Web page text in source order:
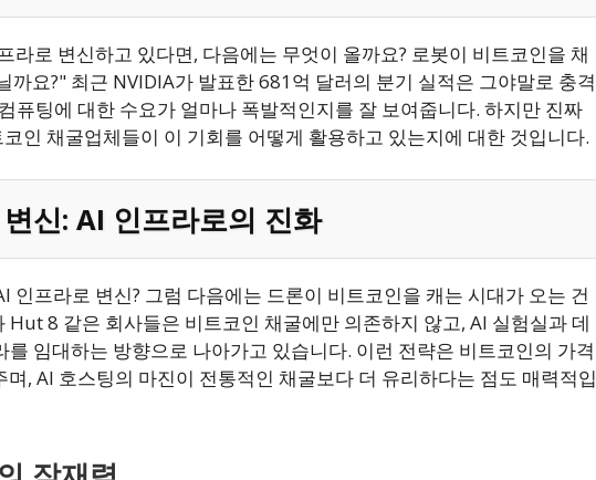
라로 변신하고 있다면, 다음에는 무엇이 올까요? 로봇이 비트코인을 채
까요?" 최근 NVIDIA가 발표한 681억 달러의 분기 실적은 그야말로 충격
퓨팅에 대한 수요가 얼마나 폭발적인지를 잘 보여줍니다. 하지만 진짜
인 채굴업체들이 이 기회를 어떻게 활용하고 있는지에 대한 것입니다.
신: AI 인프라로의 진화
인프라로 변신? 그럼 다음에는 드론이 비트코인을 캐는 시대가 오는 건
Hut 8 같은 회사들은 비트코인 채굴에만 의존하지 않고, AI 실험실과 데
를 임대하는 방향으로 나아가고 있습니다. 이런 전략은 비트코인의 가격
며, AI 호스팅의 마진이 전통적인 채굴보다 더 유리하다는 점도 매력적입